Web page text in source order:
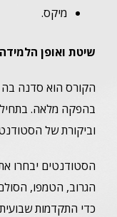
מיקס.
שיטת ואופן
הקורס הוא סדנה
בהפקה מלאה.
וביקורת של
הסטודנטים יבחרו
הגרוב, הטמפו,
כדי התקדמות